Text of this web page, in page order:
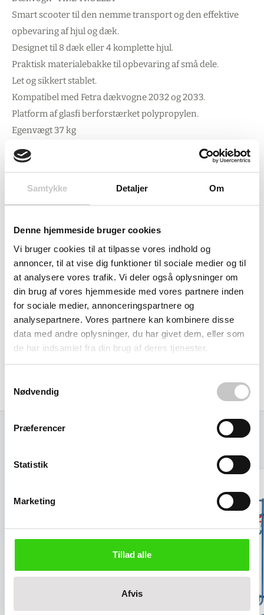
Samtykke Detaljer Om
Denne hjemmeside bruger cookies
Vi bruger cookies til at tilpasse vores indhold og
annoncer, til at vise dig funktioner til sociale medier og til
at analysere vores trafik. Vi deler også oplysninger om
din brug af vores hjemmeside med vores partnere inden
for sociale medier, annonceringspartnere og
analysepartnere. Vores partnere kan kombinere disse
data med andre oplysninger, du har givet dem, eller som
de har indsamlet fra din brug af deres tjenester.
Nødvendig
Præferencer
Statistik
Marketing
Tillad alle
Afvis
Smart scooter til den nemme transport og den effektive
opbevaring af hjul og dæk.
Designet til 8 dæk eller 4 komplette hjul.
Praktisk materialebakke til opbevaring af små dele.
Let og sikkert stablet.
Kompatibel med Fetra dækvogne 2032 og 2033.
Platform af glasfi berforstærket polypropylen.
Egenvægt 37 kg
Hjul størrelse: 75 mm
10 års garanti fra Fetra.